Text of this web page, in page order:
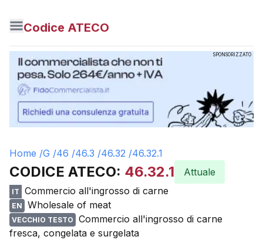
Codice ATECO
SPONSORIZZATO
Home /G /46 /46.3 /46.32 /46.32.1
CODICE ATECO: 46.32.1 Attuale
IT Commercio all'ingrosso di carne
EN Wholesale of meat
VECCHIO TESTO
Commercio all'ingrosso di carne
fresca, congelata e surgelata